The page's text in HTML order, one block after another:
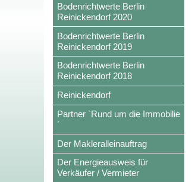
Bodenrichtwerte Berlin
Reinickendorf 2020
Bodenrichtwerte Berlin
Reinickendorf 2019
Bodenrichtwerte Berlin
Reinickendorf 2018
Reinickendorf
Partner `Rund um die Immobilie
´
Der Makleralleinauftrag
Der Energieausweis für
Verkäufer / Vermieter